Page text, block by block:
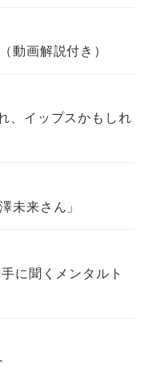
動画解説付き）
、イップスかもしれ
未来さん」
に聞くメンタルト